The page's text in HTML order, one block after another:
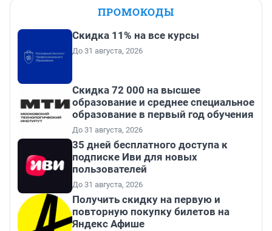
ПРОМОКОДЫ
Скидка 11% на все курсы
До 31 августа, 2026
Скидка 72 000 на высшее
образование и среднее специальное
образование в первый год обучения
До 31 августа, 2026
35 дней бесплатного доступа к
подписке Иви для новых
пользователей
До 31 августа, 2026
Получить скидку на первую и
повторную покупку билетов на
Яндекс Афише